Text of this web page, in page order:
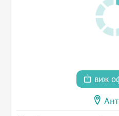
виж